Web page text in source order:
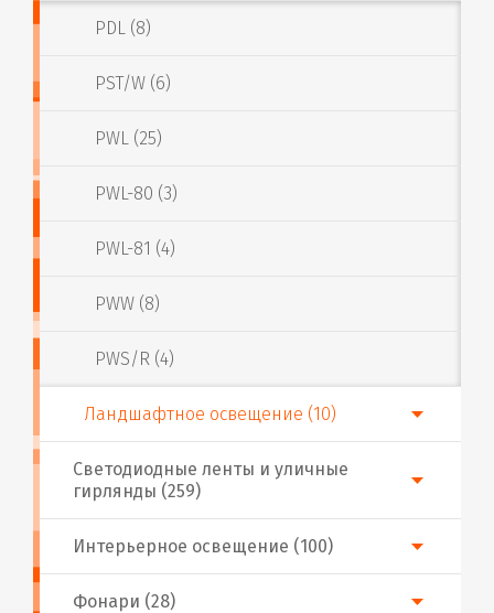
Фонари (28)
Интерьерное освещение (100)
Светодиодные ленты и уличные
гирлянды (259)
PDL (8)
PST/W (6)
PWL (25)
PWL-80 (3)
PWL-81 (4)
PWW (8)
PWS/R (4)
Ландшафтное освещение (10)